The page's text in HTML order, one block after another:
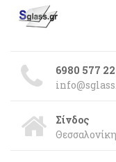
6980 577
Σίνδος
Θεσσαλονίκη